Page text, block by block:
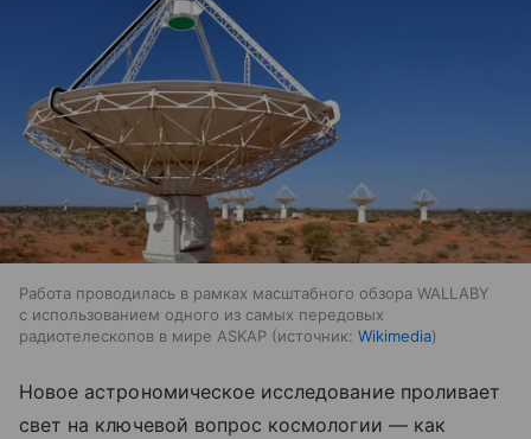
Работа проводилась в рамках масштабного обзора WALLABY
с использованием одного из самых передовых
радиотелескопов в мире ASKAP
источник: Wikimedia
Новое астрономическое исследование проливает
свет на ключевой вопрос космологии — как